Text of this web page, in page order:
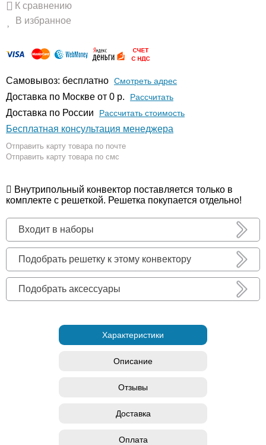
К сравнению
В избранное
Самовывоз: бесплатно Смотреть адрес
Доставка по Москве от 0 р. Расcчитать
Доставка по России Рассчитать стоимость
Бесплатная консультация менеджера
Отправить карту товара по почте
Отправить карту товара по смс
Внутрипольный конвектор поставляется только в
комплекте с решеткой. Решетка покупается отдельно!
Входит в наборы
Подобрать решетку к этому конвектору
Подобрать аксессуары
Характеристики
Описание
Отзывы
Доставка
Оплата